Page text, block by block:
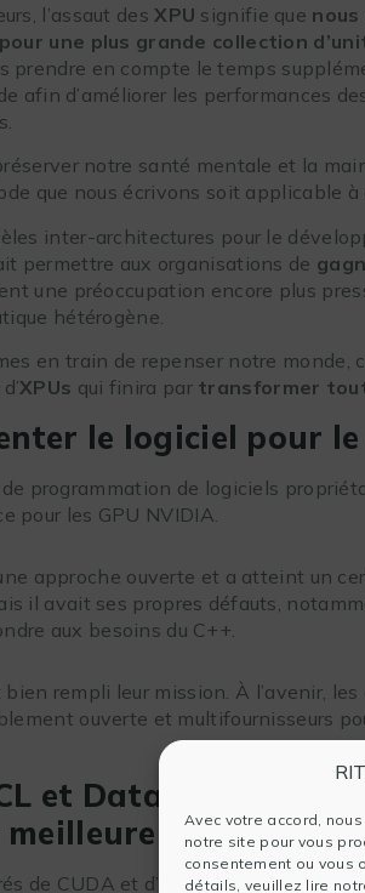
Avec votre accord,
notre site pour vous
consentement ou vous
détails, veuillez lire
l’assaut desXPU signifie que nous
une plus grande collection
prendre en compte le temps
afin d’améliorer les performances
notre santé mentale et la
que nous écrivons soit applicable
inter-architectures pour le
permettre aux organisations de
une préoccupation encore plus
hétérogène.
en train de repenser notre
XPUs qui finira par transformer
le logiciel pour
programmation de logiciels
pour les GPU NVIDIA.
approche ouverte et a atteint un
il avait ses propres défauts,
aux besoins du C++.
bien rempli leur mission. À l’avenir,
ouverte et multifournisseurs
et Data Parallel C++
voie à
de CUDA et d’OpenCL ont ouvert la